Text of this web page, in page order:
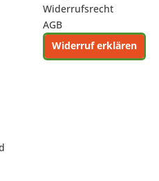
Widerrufsrecht
AGB
Widerruf erklären